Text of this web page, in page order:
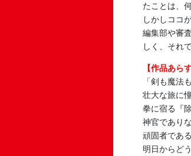
たことは、
しかしココ
編集部や審
しく、それ
【作品あら
「剣も魔法
壮大な旅に
拳に宿る『
神官であり
頑固者であ
明日からど